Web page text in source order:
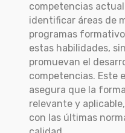
competencias
identificar áreas de
programas
estas habilidades,
promuevan el
competencias. Este
asegura que la
relevante y
con las últimas